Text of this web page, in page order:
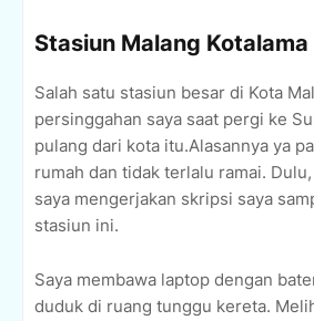
Stasiun Malang Kotalama
Salah satu stasiun besar di Kota
persinggahan saya saat pergi ke
pulang dari kota itu.Alasannya ya
rumah dan tidak terlalu ramai.
saya mengerjakan skripsi saya
stasiun ini.
Saya membawa laptop dengan
duduk di ruang tunggu kereta.